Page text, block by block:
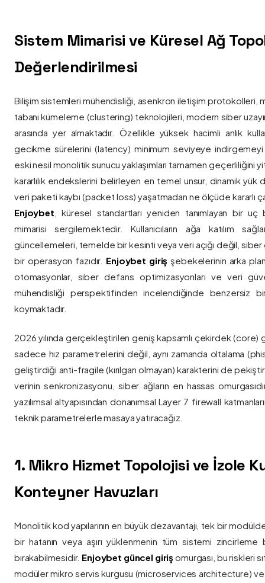
Sistem Mimarisi ve Küresel Ağ
Değerlendirilmesi
Bilişim sistemleri mühendisliği, asenkron iletişim protokolleri,
tabanı kümeleme (clustering) teknolojileri, modern siber
arasında yer almaktadır. Özellikle yüksek hacimli anlık
gecikme sürelerini (latency) minimum seviyeye
eski nesil monolitik sunucu yaklaşımları tamamen geçerliliğini
kararlılık endekslerini belirleyen en temel unsur, dinamik yük
veri paketi kaybı (packet loss) yaşatmadan ne ölçüde kararlı
Enjoybet , küresel standartları yeniden tanımlayan bir
mimarisi sergilemektedir. Kullanıcıların ağa katılım
güncellemeleri, temelde bir kesinti veya veri açığı değil, siber
bir operasyon fazıdır. Enjoybet giriş şebekelerinin arka
otomasyonlar, siber defans optimizasyonları ve veri
mühendisliği perspektifinden incelendiğinde benzersiz
koymaktadır.
2026 yılında gerçekleştirilen geniş kapsamlı çekirdek
sadece hız parametrelerini değil, aynı zamanda oltalama
geliştirdiği anti-fragile (kırılgan olmayan) karakterini de
verinin senkronizasyonu, siber ağların en hassas
yazılımsal altyapısından donanımsal Layer 7 firewall
teknik parametrelerle masaya yatıracağız.
1. Mikro Hizmet Topolojisi ve İzole
Konteyner Havuzları
Monolitik kod yapılarının en büyük dezavantajı, tek bir
bir hatanın veya aşırı yüklenmenin tüm sistemi zincirleme
bırakabilmesidir. Enjoybet güncel giriş omurgası, bu riskleri
modüler mikro servis kurgusu (microservices architecture)